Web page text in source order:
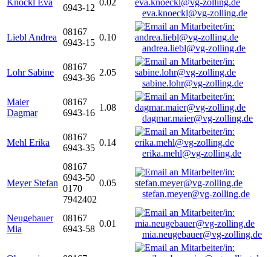
Knöckl Eva
6943-12
0.02
eva.knoeckl@vg-zolling.de
Liebl Andrea
08167
6943-15
0.10
andrea.liebl@vg-zolling.de
Lohr Sabine
08167
6943-36
2.05
sabine.lohr@vg-zolling.de
Maier
Dagmar
08167
6943-16
1.08
dagmar.maier@vg-zolling.de
Mehl Erika
08167
6943-35
0.14
erika.mehl@vg-zolling.de
Meyer Stefan
08167
6943-50
0170
7942402
0.05
stefan.meyer@vg-zolling.de
Neugebauer
Mia
08167
6943-58
0.01
mia.neugebauer@vg-zolling.de